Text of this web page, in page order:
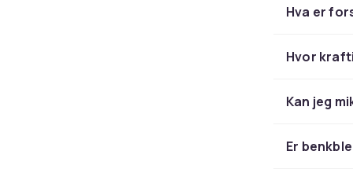
og hardere
Når du
Hva er
Hvor
Kan jeg
Er